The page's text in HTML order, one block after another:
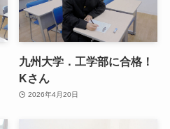
九州大学．工学部に合格！
Kさん
2026年4月20日